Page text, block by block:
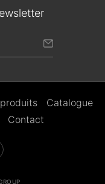
Catalogue
Contact